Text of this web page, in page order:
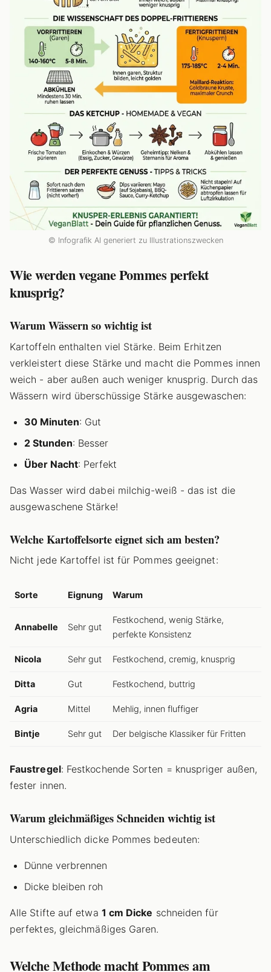
© Infografik AI generiert zu Illustrationszwecken
Wie werden vegane Pommes perfekt
knusprig?
Warum Wässern so wichtig ist
Kartoffeln enthalten viel Stärke. Beim Erhitzen
verkleistert diese Stärke und macht die Pommes innen
weich - aber außen auch weniger knusprig. Durch das
Wässern wird überschüssige Stärke ausgewaschen:
30 Minuten: Gut
2 Stunden: Besser
Über Nacht: Perfekt
Das Wasser wird dabei milchig-weiß - das ist die
ausgewaschene Stärke!
Welche Kartoffelsorte eignet sich am besten?
Nicht jede Kartoffel ist für Pommes geeignet:
Sorte Eignung Warum
Annabelle Sehr gut
Festkochend, wenig Stärke,
perfekte Konsistenz
Nicola Sehr gut Festkochend, cremig, knusprig
Ditta Gut Festkochend, buttrig
Agria Mittel Mehlig, innen fluffiger
Bintje Sehr gut Der belgische Klassiker für Fritten
Faustregel: Festkochende Sorten = knuspriger außen,
fester innen.
Warum gleichmäßiges Schneiden wichtig ist
Unterschiedlich dicke Pommes bedeuten:
Dünne verbrennen
Dicke bleiben roh
Alle Stifte auf etwa 1 cm Dicke schneiden für
perfektes, gleichmäßiges Garen.
Welche Methode macht Pommes am